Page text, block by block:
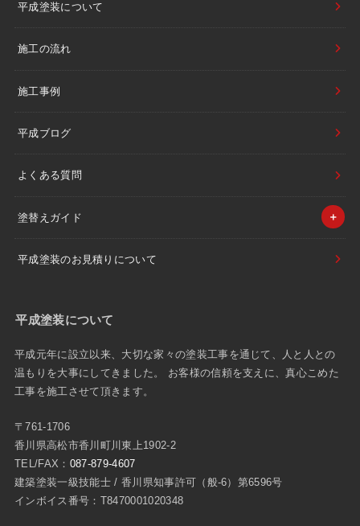
平成塗装について
施工の流れ
施工事例
平成ブログ
よくある質問
塗替えガイド
平成塗装のお見積りについて
平成塗装について
平成元年に設立以来、大切な家々の塗装工事を通じて、人と人との
温もりを大事にしてきました。 お客様の信頼を支えに、真心こめた
工事を施工させて頂きます。
〒761-1706
香川県高松市香川町川東上1902-2
TEL/FAX： 087-879-4607
建築塗装一級技能士 / 香川県知事許可（般-6）第6596号
インボイス番号：T8470001020348